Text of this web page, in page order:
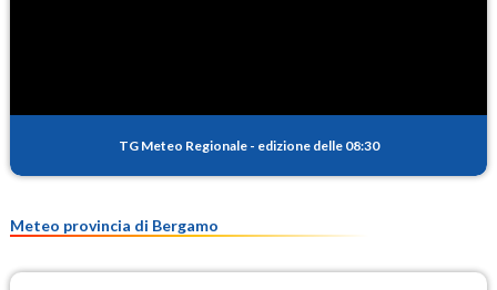
TG Meteo Regionale - edizione delle 08:30
Meteo provincia di Bergamo